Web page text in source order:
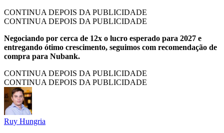
CONTINUA DEPOIS DA PUBLICIDADE
CONTINUA DEPOIS DA PUBLICIDADE
Negociando por cerca de 12x o lucro esperado para 2027 e
entregando ótimo crescimento, seguimos com recomendação de
compra para Nubank.
CONTINUA DEPOIS DA PUBLICIDADE
CONTINUA DEPOIS DA PUBLICIDADE
Ruy Hungria